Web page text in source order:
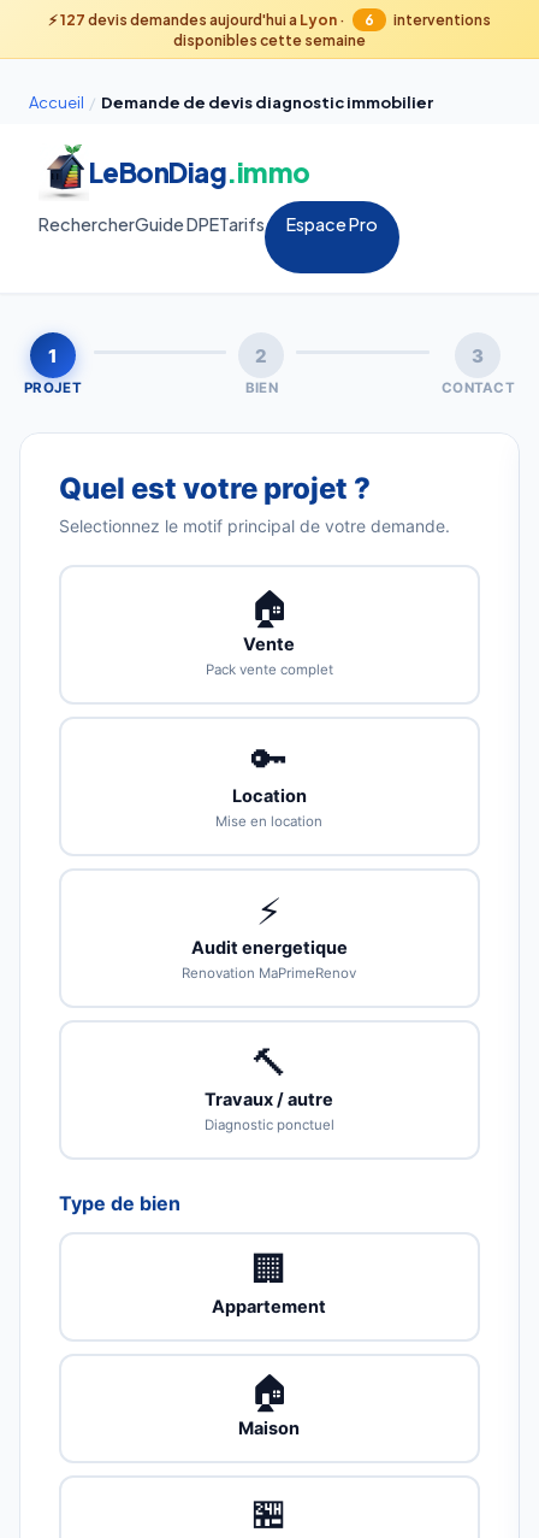
⚡127 devis demandes aujourd'hui a Lyon · 6
interventions
disponibles cette semaine
Accueil / Demande de devis diagnostic immobilier
LeBonDiag.immo
RechercherGuide DPETarifs Espace Pro
1
PROJET
2
BIEN
3
CONTACT
Quel est votre projet ?
Selectionnez le motif principal de votre demande.
🏠
Vente
Pack vente complet
🔑
Location
Mise en location
⚡
Audit energetique
Renovation MaPrimeRenov
🔨
Travaux / autre
Diagnostic ponctuel
Type de bien
🏢
Appartement
🏠
Maison
🏪